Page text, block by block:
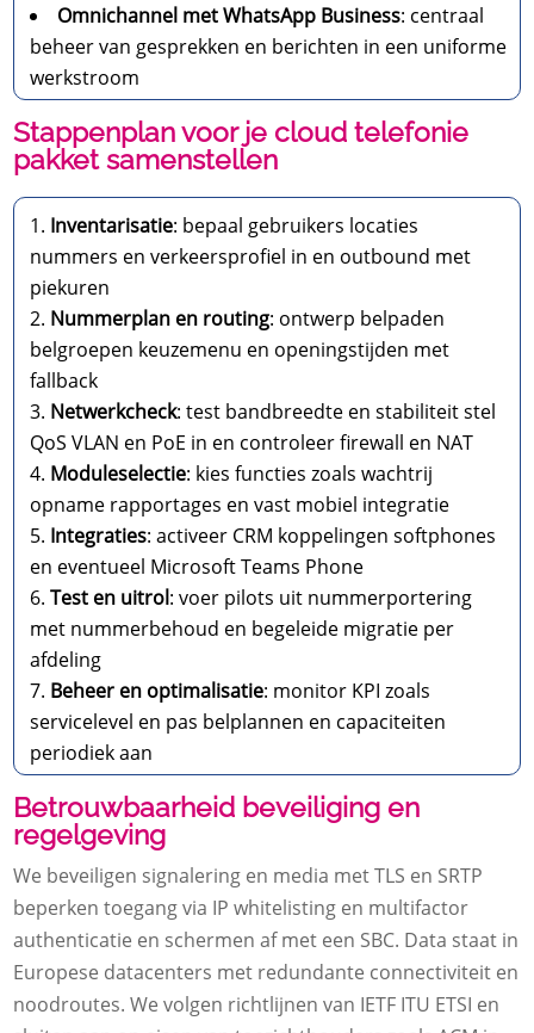
Omnichannel met WhatsApp Business: centraal
beheer van gesprekken en berichten in een uniforme
werkstroom
Stappenplan voor je cloud telefonie
pakket samenstellen
Inventarisatie: bepaal gebruikers locaties
nummers en verkeersprofiel in en outbound met
piekuren
Nummerplan en routing: ontwerp belpaden
belgroepen keuzemenu en openingstijden met
fallback
Netwerkcheck: test bandbreedte en stabiliteit stel
QoS VLAN en PoE in en controleer firewall en NAT
Moduleselectie: kies functies zoals wachtrij
opname rapportages en vast mobiel integratie
Integraties: activeer CRM koppelingen softphones
en eventueel Microsoft Teams Phone
Test en uitrol: voer pilots uit nummerportering
met nummerbehoud en begeleide migratie per
afdeling
Beheer en optimalisatie: monitor KPI zoals
servicelevel en pas belplannen en capaciteiten
periodiek aan
Betrouwbaarheid beveiliging en
regelgeving
We beveiligen signalering en media met TLS en SRTP
beperken toegang via IP whitelisting en multifactor
authenticatie en schermen af met een SBC.​ Data staat in
Europese datacenters met redundante connectiviteit en
noodroutes.​ We volgen richtlijnen van IETF ITU ETSI en